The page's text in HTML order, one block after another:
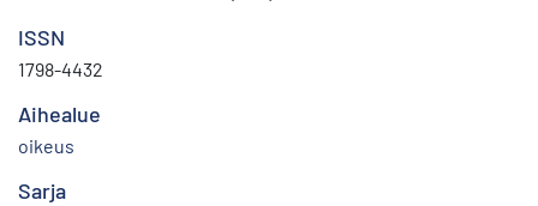
ISSN
1798-4432
Aihealue
oikeus
Sarja